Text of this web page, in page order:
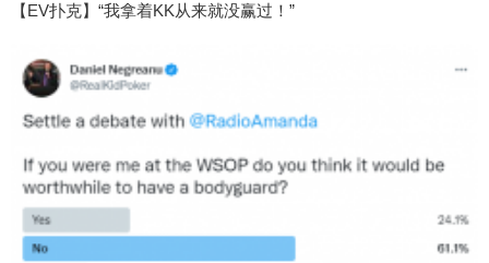
【EV扑克】“我拿着KK从来就没赢过！”